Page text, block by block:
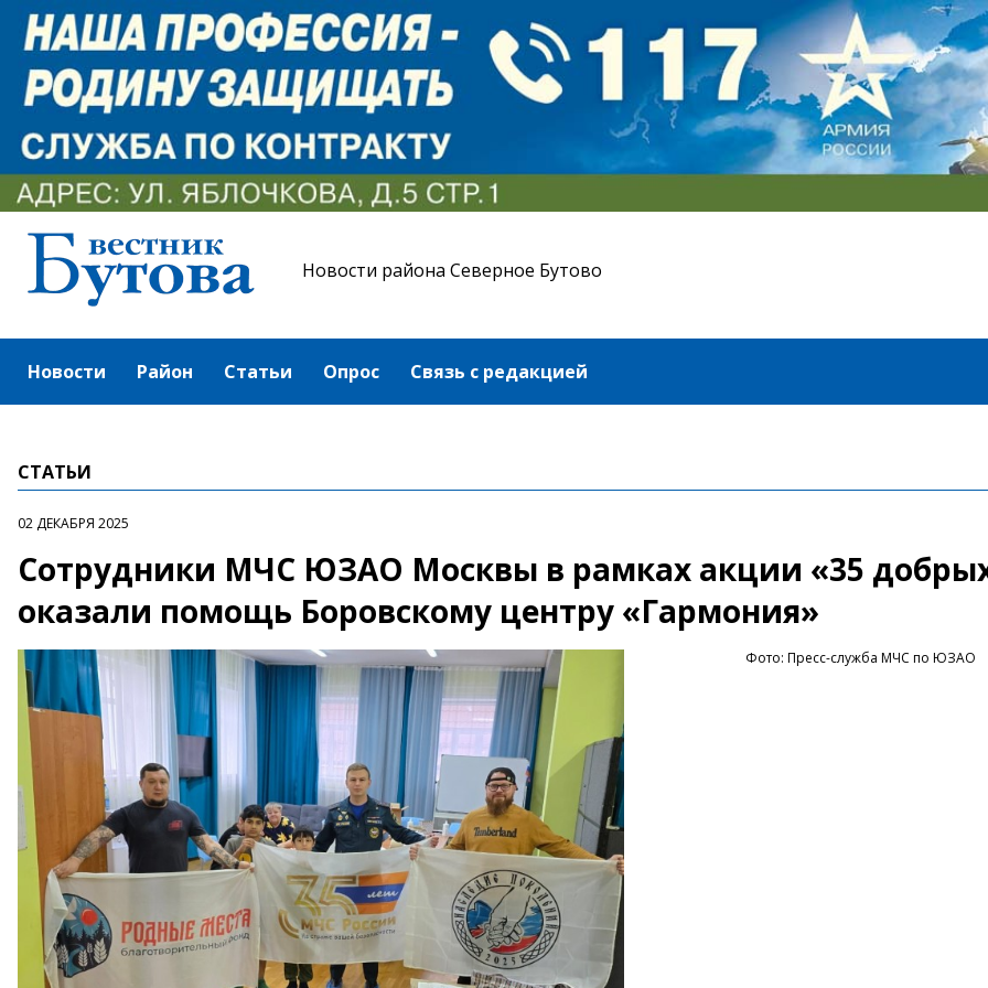
Новости района Северное Бутово
Новости Район Статьи Опрос Связь с редакцией
СТАТЬИ
02 ДЕКАБРЯ 2025
Сотрудники МЧС ЮЗАО Москвы в рамках акции «35
оказали помощь Боровскому центру «Гармония»
Фото: Пресс-служба МЧС по ЮЗАО